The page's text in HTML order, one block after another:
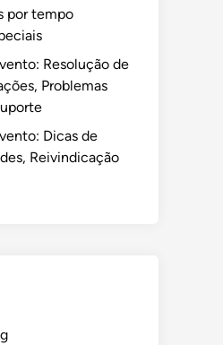
por tempo
Resolução de
Problemas
Dicas de
Reivindicação